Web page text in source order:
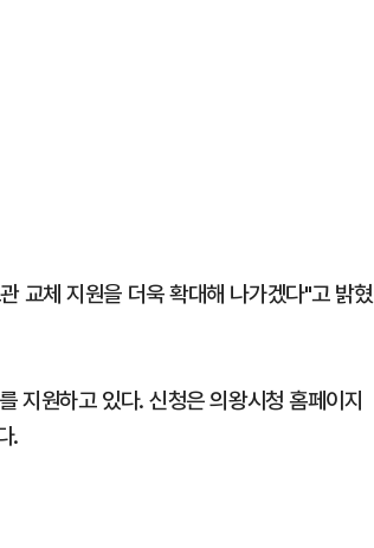
교체 지원을 더욱 확대해 나가겠다"고 밝혔
원하고 있다. 신청은 의왕시청 홈페이지
.